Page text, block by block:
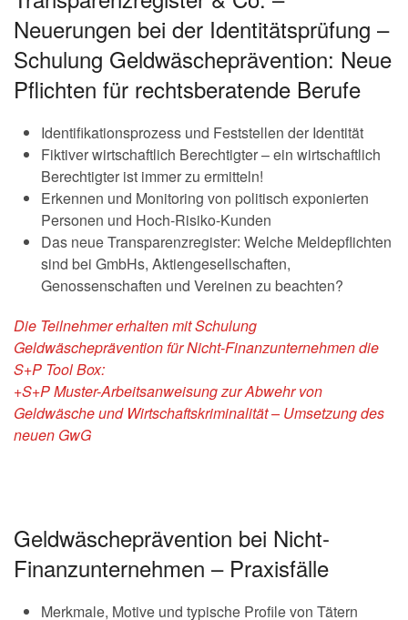
Neuerungen bei der Identitätsprüfung –
Schulung Geldwäscheprävention: Neue
Pflichten für rechtsberatende Berufe
Identifikationsprozess und Feststellen der Identität
Fiktiver wirtschaftlich Berechtigter – ein wirtschaftlich
Berechtigter ist immer zu ermitteln!
Erkennen und Monitoring von politisch exponierten
Personen und Hoch-Risiko-Kunden
Das neue Transparenzregister: Welche Meldepflichten
sind bei GmbHs, Aktiengesellschaften,
Genossenschaften und Vereinen zu beachten?
Die Teilnehmer erhalten mit Schulung
Geldwäscheprävention für Nicht-Finanzunternehmen die
S+P Tool Box:
+S+P Muster-Arbeitsanweisung zur Abwehr von
Geldwäsche und Wirtschaftskriminalität – Umsetzung des
neuen GwG
Geldwäscheprävention bei Nicht-
Finanzunternehmen – Praxisfälle
Merkmale, Motive und typische Profile von Tätern